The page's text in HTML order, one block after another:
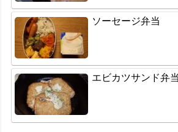
ソーセージ弁当
エビカツサンド弁